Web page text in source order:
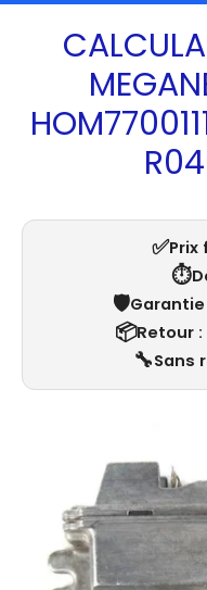
✅Prix
⏱️
🛡️Garantie
📦Retour
🔧Sans